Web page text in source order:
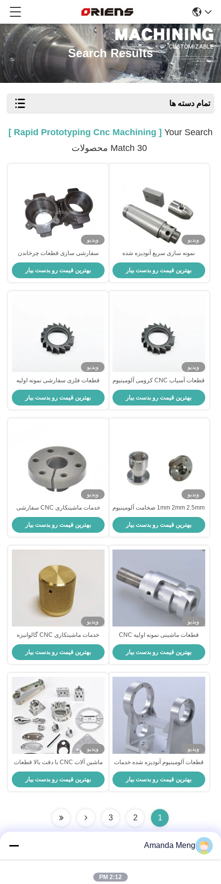
Search Results
تمام دسته ها
Your Search
[ Rapid Prototyping Cnc Machining ]
ویدیو
نمونه سازی سریع آنودیزه شده
ماشینکاری CNC فضانوردی CNC
قطعات فلزی
بهترین قیمت رو بدست بیار
ویدیو
سفارشی سازی قطعات چرخاندن
مس میله ای Anodizing Prototype
Cnc Machining
بهترین قیمت رو بدست بیار
ویدیو
قطعات آسیاب CNC کرومی آلومینیوم
ماشینکاری نمونه اولیه سریع
بهترین قیمت رو بدست بیار
ویدیو
قطعات فلزی سفارشی نمونه اولیه
خدمات حرفه ای ماشینکاری CNC
بهترین قیمت رو بدست بیار
ویدیو
1mm 2mm 2.5mm ضخامت آلومینیوم
Cnc سرویس نمونه اولیه سریع
قطعات ماشین آلات
بهترین قیمت رو بدست بیار
ویدیو
خدمات ماشینکاری CNC سفارشی
شده OEM ODM Cnc Rapid
Prototype
بهترین قیمت رو بدست بیار
ویدیو
قطعات ماشینی نمونه اولیه CNC
ODM قطعات آلومینیومی ماشینی
سفارشی 2.5mm
بهترین قیمت رو بدست بیار
ویدیو
خدمات ماشینکاری CNC گالوانیزه
قطعات ماشینکاری CNC
بهترین قیمت رو بدست بیار
ویدیو
قطعات آلومینیوم آنودیزه شده خدمات
ماشینکاری CNC برای ماشین آلات
بهترین قیمت رو بدست بیار
ویدیو
ماشین آلات CNC با دقت بالا قطعات
CNC آنودیزه شده مقاوم به خوردگی
بهترین قیمت رو بدست بیار
1
2
3
Amanda Meng
2:12 PM